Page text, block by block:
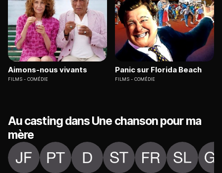
Aimons-nous vivants
FILMS COMÉDIE
Panic sur Florida Beach
FILMS COMÉDIE
Au casting dans Une chanson pour ma
mère